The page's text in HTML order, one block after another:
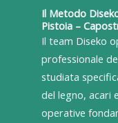
Il Metodo
Pistoia –
Il team Diseko
professionale
studiata
del legno, acari
operative